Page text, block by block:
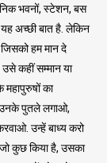
भवनों, स्टेशन, बस
अच्छी बात है. लेकिन
हम मान दे
उसे कहीं सम्मान या
महापुरुषों का
उनके पुतले लगाओ,
उन्हें बाध्य करो
जो कुछ किया है, उसका